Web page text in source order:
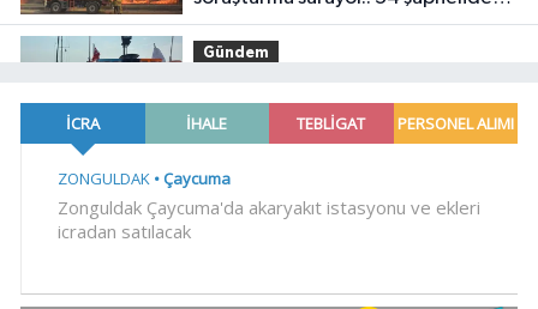
9'u tutuklandı
Gündem
arızalanan tekne kurtarıldı
18:57Körfez'in iki yakası